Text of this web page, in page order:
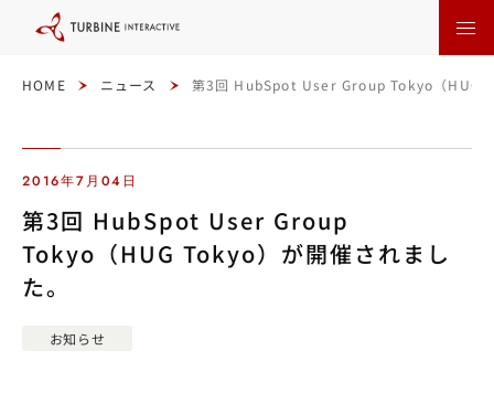
HOME ニュース 第3回 HubSpot User Group Tokyo（HUG
2016年7月04日
第3回 HubSpot User Group
Tokyo（HUG Tokyo）が開催されまし
た。
お知らせ